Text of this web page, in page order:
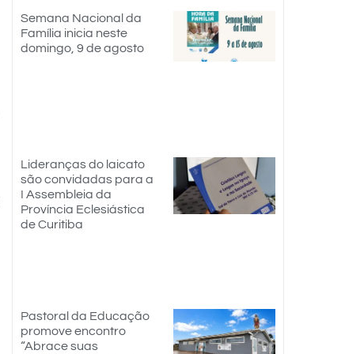
Semana Nacional da
Família inicia neste
domingo, 9 de agosto
Lideranças do laicato
são convidadas para a
I Assembleia da
Província Eclesiástica
de Curitiba
Pastoral da Educação
promove encontro
“Abrace suas